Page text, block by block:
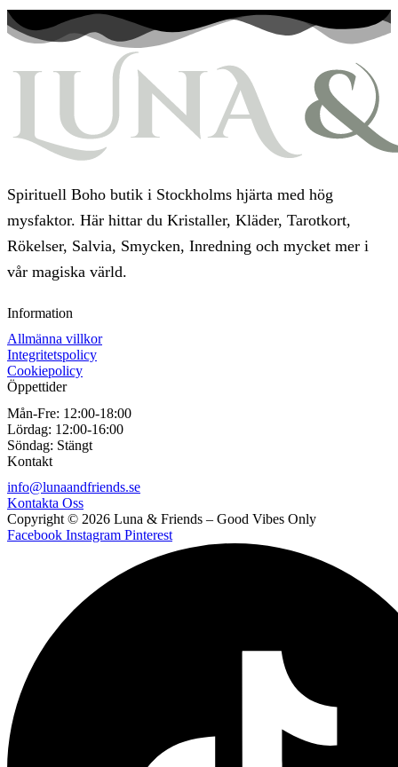
Spirituell Boho butik i Stockholms hjärta med hög
mysfaktor. Här hittar du Kristaller, Kläder, Tarotkort,
Rökelser, Salvia, Smycken, Inredning och mycket mer i
vår magiska värld.
Information
Allmänna villkor
Integritetspolicy
Cookiepolicy
Öppettider
Mån-Fre: 12:00-18:00
Lördag: 12:00-16:00
Söndag: Stängt
Kontakt
info@lunaandfriends.se
Kontakta Oss
Copyright © 2026 Luna & Friends – Good Vibes Only
Facebook Instagram Pinterest